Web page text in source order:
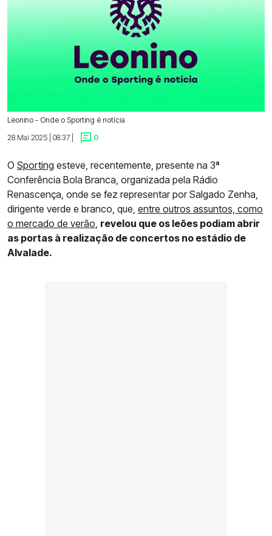
Leonino - Onde o Sporting é notícia
28 Mai 2025 | 08:37 |
0
O Sporting esteve, recentemente, presente na 3ª
Conferência Bola Branca, organizada pela Rádio
Renascença, onde se fez representar por Salgado Zenha,
dirigente verde e branco, que, entre outros assuntos, como
o mercado de verão, revelou que os leões podiam abrir
as portas à realização de concertos no estádio de
Alvalade.